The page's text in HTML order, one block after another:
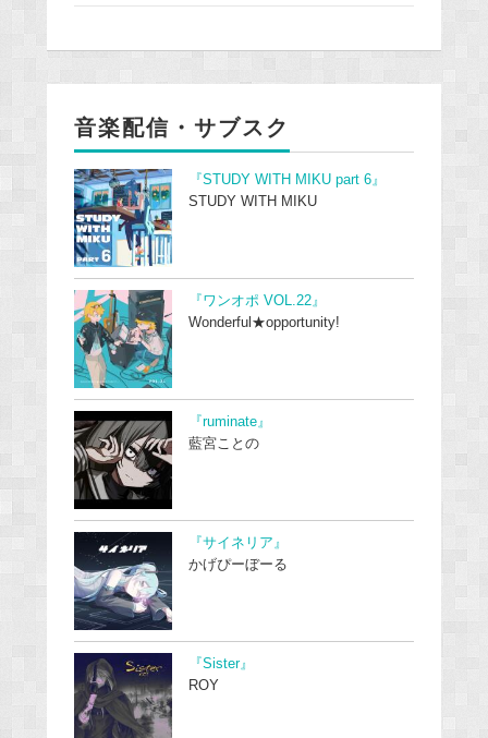
音楽配信・サブスク
『STUDY WITH MIKU part 6』
STUDY WITH MIKU
『ワンオポ VOL.22』
Wonderful★opportunity!
『ruminate』
藍宮ことの
『サイネリア』
かげぴーぼーる
『Sister』
ROY